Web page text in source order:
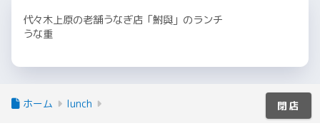
代々木上原の老舗うなぎ店「鮒與」のランチ
うな重
ホーム lunch